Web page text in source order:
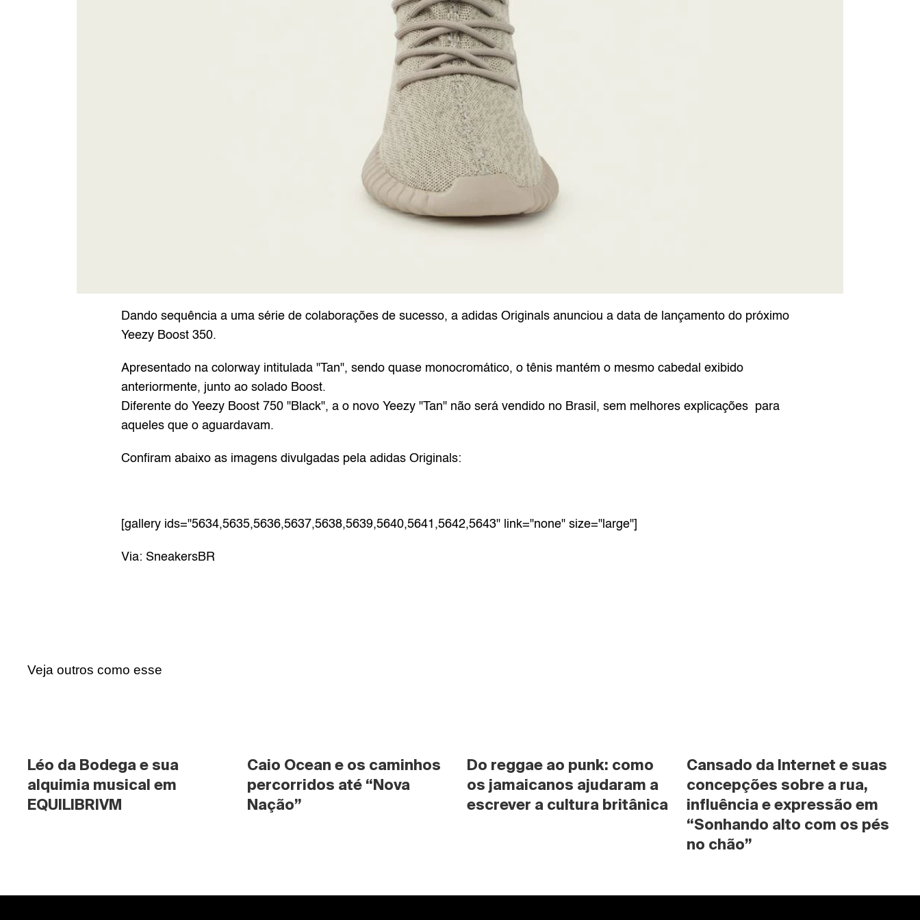
Dando sequência a uma série de colaborações de sucesso, a adidas Originals anunciou a data de lançamento do próximo
Yeezy Boost 350.
Apresentado na colorway intitulada "Tan", sendo quase monocromático, o tênis mantém o mesmo cabedal exibido
anteriormente, junto ao solado Boost.
Diferente do Yeezy Boost 750 "Black", a o novo Yeezy "Tan" não será vendido no Brasil, sem melhores explicações  para
aqueles que o aguardavam.
Confiram abaixo as imagens divulgadas pela adidas Originals:
[gallery ids="5634,5635,5636,5637,5638,5639,5640,5641,5642,5643" link="none" size="large"]
Via: SneakersBR
Veja outros como esse
Léo da Bodega e sua
alquimia musical em
EQUILIBRIVM
Caio Ocean e os caminhos
percorridos até “Nova
Nação”
Do reggae ao punk: como
os jamaicanos ajudaram a
escrever a cultura britânica
Cansado da Internet e suas
concepções sobre a rua,
influência e expressão em
“Sonhando alto com os pés
no chão”